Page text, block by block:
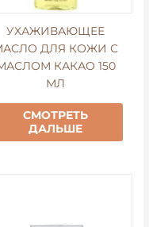
УХАЖИВАЮЩЕЕ
ДЛЯ КОЖИ С
КАКАО 150
МЛ
СМОТРЕТЬ
ДАЛЬШЕ